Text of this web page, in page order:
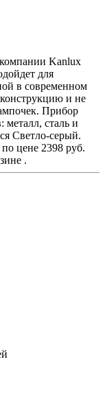
Kanlux
для
в современном
и не
Прибор
металл, сталь и
Светло-серый.
цене 2398 руб.
.